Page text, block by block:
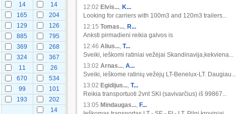
14
14
165
204
129
126
885
795
369
268
324
367
11
26
670
534
99
101
193
202
14
12:02 Elvis..., K...
Looking for carriers with 100m3 and 120m3 trailers...
12:15 Tomas..., R...
Anksti pirmadieni reikia galvos is
12:46 Alius..., T...
Sveiki, ieškomi ratiniai vežėjai Skandinavija,kekviena...
13:02 Arnas..., A...
Sveiki, ieškome ratinių vežėjų LT-Benelux-LT. Daugiau...
13:02 Egidijus..., T...
Reikia transportuoti 2vnt SKI (savivarčius) iš 99867...
13:05 Mindaugas..., F...